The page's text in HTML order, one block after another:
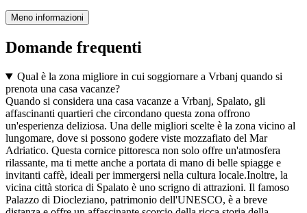
Meno informazioni
Domande frequenti
Qual è la zona migliore in cui soggiornare a Vrbanj quando si
prenota una casa vacanze?
Quando si considera una casa vacanze a Vrbanj, Spalato, gli
affascinanti quartieri che circondano questa zona offrono
un'esperienza deliziosa. Una delle migliori scelte è la zona vicino al
lungomare, dove si possono godere viste mozzafiato del Mar
Adriatico. Questa cornice pittoresca non solo offre un'atmosfera
rilassante, ma ti mette anche a portata di mano di belle spiagge e
invitanti caffè, ideali per immergersi nella cultura locale.Inoltre, la
vicina città storica di Spalato è uno scrigno di attrazioni. Il famoso
Palazzo di Diocleziano, patrimonio dell'UNESCO, è a breve